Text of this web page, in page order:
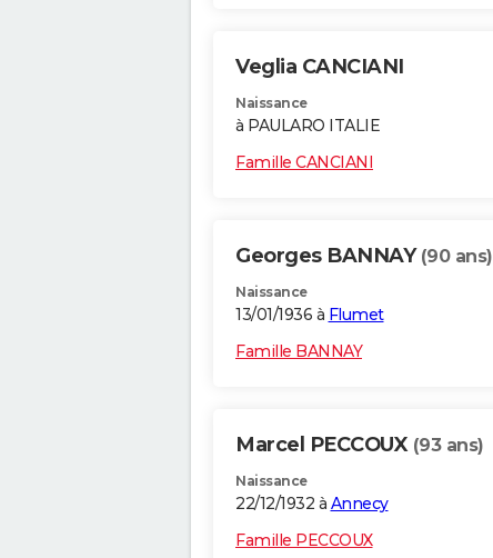
Veglia CANCIANI
Naissance
à PAULARO ITALIE
Famille CANCIANI
Georges BANNAY (90 ans)
Naissance
13/01/1936 à Flumet
Famille BANNAY
Marcel PECCOUX (93 ans)
Naissance
22/12/1932 à Annecy
Famille PECCOUX